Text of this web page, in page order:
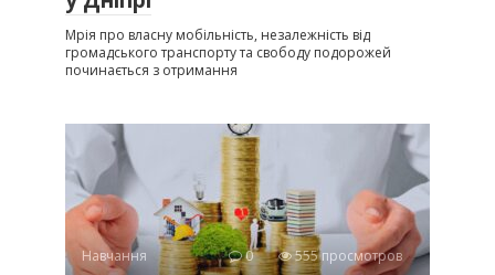
Мрія про власну мобільність, незалежність від
громадського транспорту та свободу подорожей
починається з отримання
Навчання 0 555 просмотров